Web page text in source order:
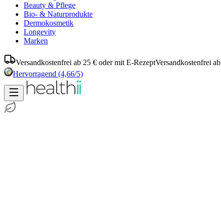
Beauty & Pflege
Bio- & Naturprodukte
Dermokosmetik
Longevity
Marken
Versandkostenfrei ab 25 € oder mit E-RezeptVersandkostenfrei
Hervorragend (4,66/5)